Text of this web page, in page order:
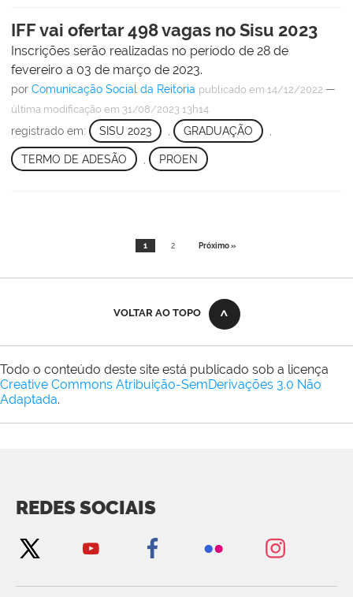
IFF vai ofertar 498 vagas no Sisu 2023
Inscrições serão realizadas no período de 28 de
fevereiro a 03 de março de 2023.
por Comunicação Social da Reitoria publicado em 14/12/2022 —
última modificação em 31/08/2023 13h14
registrado em: SISU 2023 GRADUAÇÃO
TERMO DE ADESÃO PROEN
1 2 Próximo »
VOLTAR AO TOPO
Todo o conteúdo deste site está publicado sob a licença
Creative Commons Atribuição-SemDerivações 3.0 Não
Adaptada.
REDES SOCIAIS